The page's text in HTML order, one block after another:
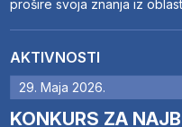
prošire svoja znanja iz
AKTIVNOSTI
29. Maja 2026.
KONKURS ZA